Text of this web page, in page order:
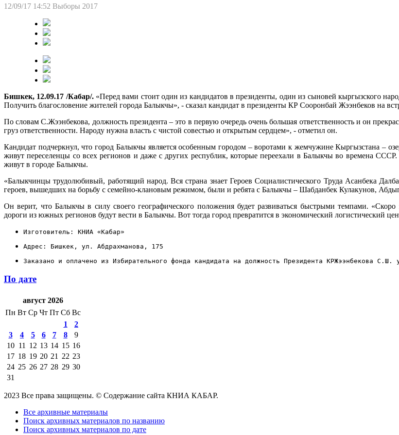
12/09/17 14:52 Выборы 2017
Бишкек, 12.09.17 /Кабар/.«Перед вами стоит один из кандидатов в президенты, один из сыновей кыргызского
Получить благословение жителей города Балыкчы», - сказал кандидат в президенты КР Сооронбай Жээнбеков на
По словам С.Жээнбекова, должность президента – это в первую очередь очень большая ответственность и он
груз ответственности. Народу нужна власть с чистой совестью и открытым сердцем», - отметил он.
Кандидат подчеркнул, что город Балыкчы является особенным городом – воротами к жемчужине Кыргызстана –
живут переселенцы со всех регионов и даже с других республик, которые переехали в Балыкчы во времена
живут в городе Балыкчы.
«Балыкчинцы трудолюбивый, работящий народ. Вся страна знает Героев Социалистического Труда Асанбека
героев, вышедших на борьбу с семейно-клановым режимом, были и ребята с Балыкчы – Шабданбек Кулакунов,
Он верит, что Балыкчы в силу своего географического положения будет развиваться быстрыми темпами.
дороги из южных регионов будут вести в Балыкчы. Вот тогда город превратится в экономический логистический
Изготовитель: КНИА «Кабар»
Адрес: Бишкек, ул. Абдрахманова, 175
Заказано и оплачено из Избирательного фонда кандидата на должность Президента КРЖээнбекова
По дате
август 2026
Пн Вт Ср Чт Пт Сб Вс
1
2
3
4 5 6 7 8
9
10 11 12 13 14 15 16
17 18 19 20 21 22 23
24 25 26 27 28 29 30
31
2023 Все права защищены. © Содержание сайта КНИА КАБАР.
Все архивные материалы
Поиск архивных материалов по названию
Поиск архивных материалов по дате